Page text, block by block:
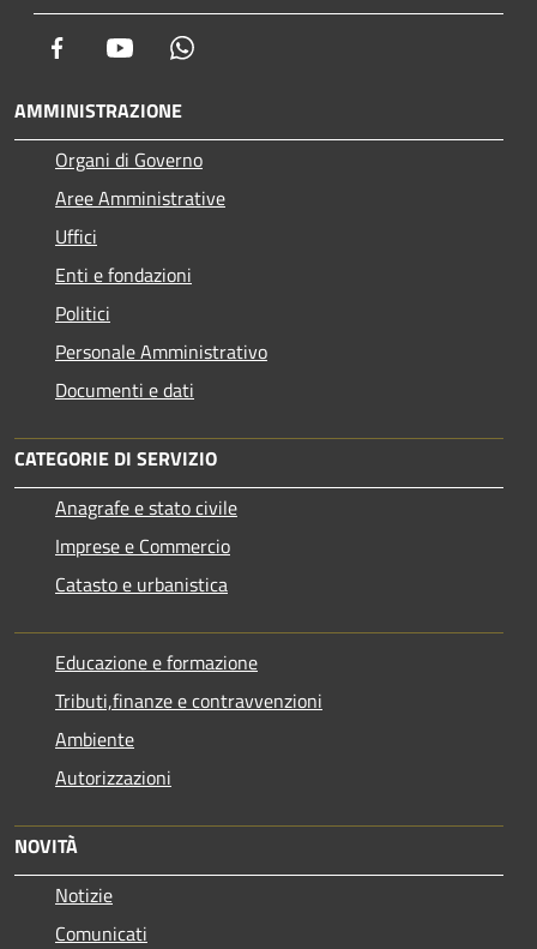
Facebook Youtube
AMMINISTRAZIONE
Organi di Governo
Aree Amministrative
Uffici
Enti e fondazioni
Politici
Personale Amministrativo
Documenti e dati
CATEGORIE DI SERVIZIO
Anagrafe e stato civile
Imprese e Commercio
Catasto e urbanistica
Educazione e formazione
Tributi,finanze e contravvenzioni
Ambiente
Autorizzazioni
NOVITÀ
Notizie
Comunicati